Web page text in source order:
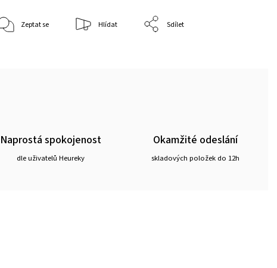
Zeptat se Hlídat Sdílet
Naprostá spokojenost
dle uživatelů Heureky
Okamžité odeslání
skladových položek do 12h